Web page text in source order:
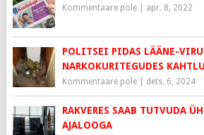
Kommentaare pole| apr. 8, 2022
POLITSEI PIDAS LÄÄNE-
NARKOKURITEGUDES
Kommentaare pole| dets. 6, 2024
RAKVERES SAAB TUTVUDA
AJALOOGA